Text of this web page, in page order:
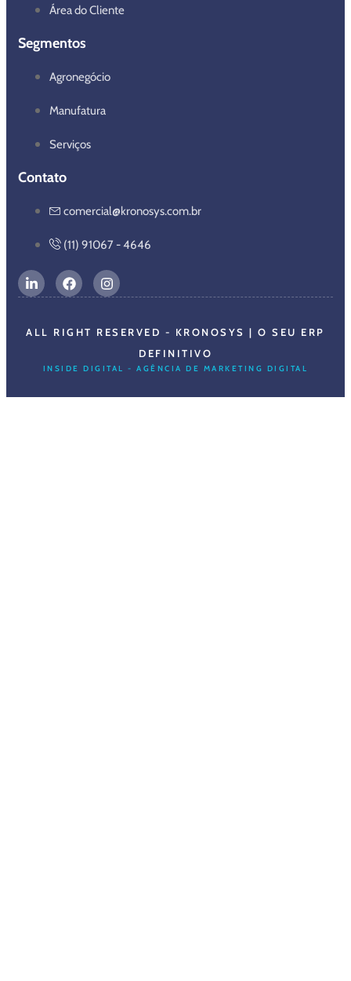
Área do Cliente
Segmentos
Agronegócio
Manufatura
Serviços
Contato
comercial@kronosys.com.br
(11) 91067 - 4646
ALL RIGHT RESERVED - KRONOSYS | O SEU ERP
DEFINITIVO
INSIDE DIGITAL - AGÊNCIA DE MARKETING DIGITAL